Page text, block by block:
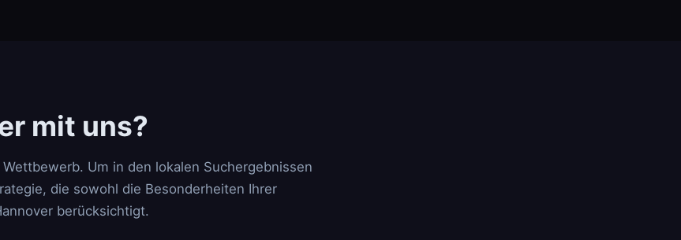
mit uns?
Um in den lokalen Suchergebnissen
die sowohl die Besonderheiten Ihrer
berücksichtigt.